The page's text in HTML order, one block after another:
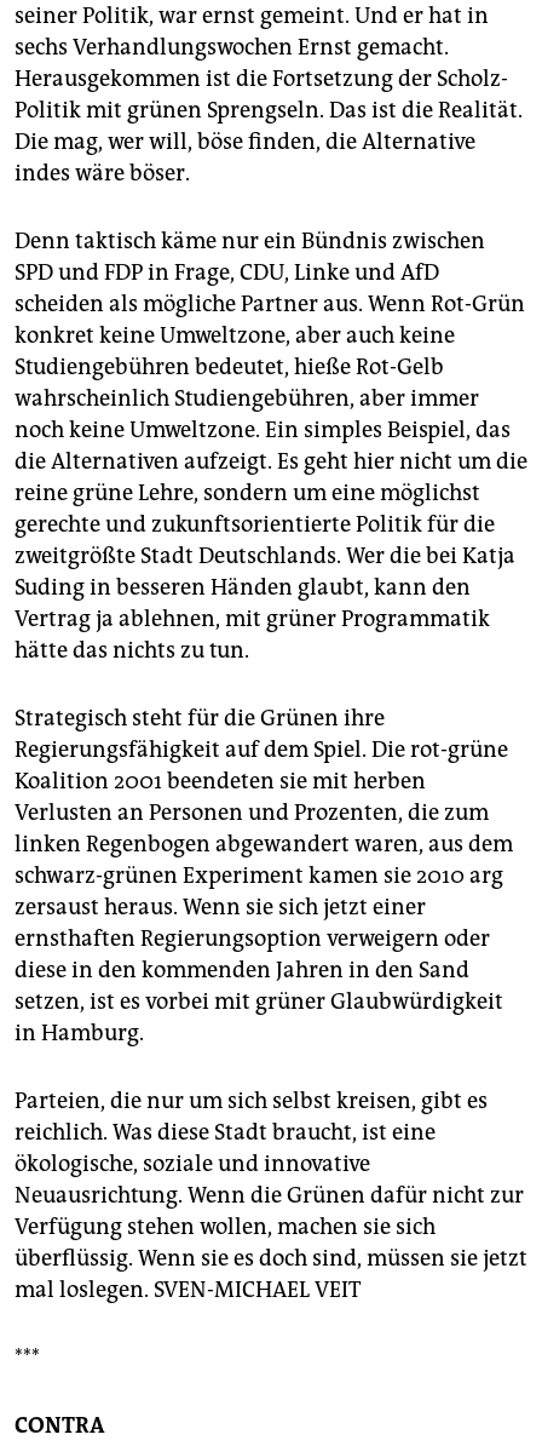
seiner Politik, war ernst gemeint. Und er hat in
sechs Verhandlungswochen Ernst gemacht.
Herausgekommen ist die Fortsetzung der Scholz-
Politik mit grünen Sprengseln. Das ist die Realität.
Die mag, wer will, böse finden, die Alternative
indes wäre böser.
Denn taktisch käme nur ein Bündnis zwischen
SPD und FDP in Frage, CDU, Linke und AfD
scheiden als mögliche Partner aus. Wenn Rot-Grün
konkret keine Umweltzone, aber auch keine
Studiengebühren bedeutet, hieße Rot-Gelb
wahrscheinlich Studiengebühren, aber immer
noch keine Umweltzone. Ein simples Beispiel, das
die Alternativen aufzeigt. Es geht hier nicht um die
reine grüne Lehre, sondern um eine möglichst
gerechte und zukunftsorientierte Politik für die
zweitgrößte Stadt Deutschlands. Wer die bei Katja
Suding in besseren Händen glaubt, kann den
Vertrag ja ablehnen, mit grüner Programmatik
hätte das nichts zu tun.
Strategisch steht für die Grünen ihre
Regierungsfähigkeit auf dem Spiel. Die rot-grüne
Koalition 2001 beendeten sie mit herben
Verlusten an Personen und Prozenten, die zum
linken Regenbogen abgewandert waren, aus dem
schwarz-grünen Experiment kamen sie 2010 arg
zersaust heraus. Wenn sie sich jetzt einer
ernsthaften Regierungsoption verweigern oder
diese in den kommenden Jahren in den Sand
setzen, ist es vorbei mit grüner Glaubwürdigkeit
in Hamburg.
Parteien, die nur um sich selbst kreisen, gibt es
reichlich. Was diese Stadt braucht, ist eine
ökologische, soziale und innovative
Neuausrichtung. Wenn die Grünen dafür nicht zur
Verfügung stehen wollen, machen sie sich
überflüssig. Wenn sie es doch sind, müssen sie jetzt
mal loslegen. SVEN-MICHAEL VEIT
***
CONTRA